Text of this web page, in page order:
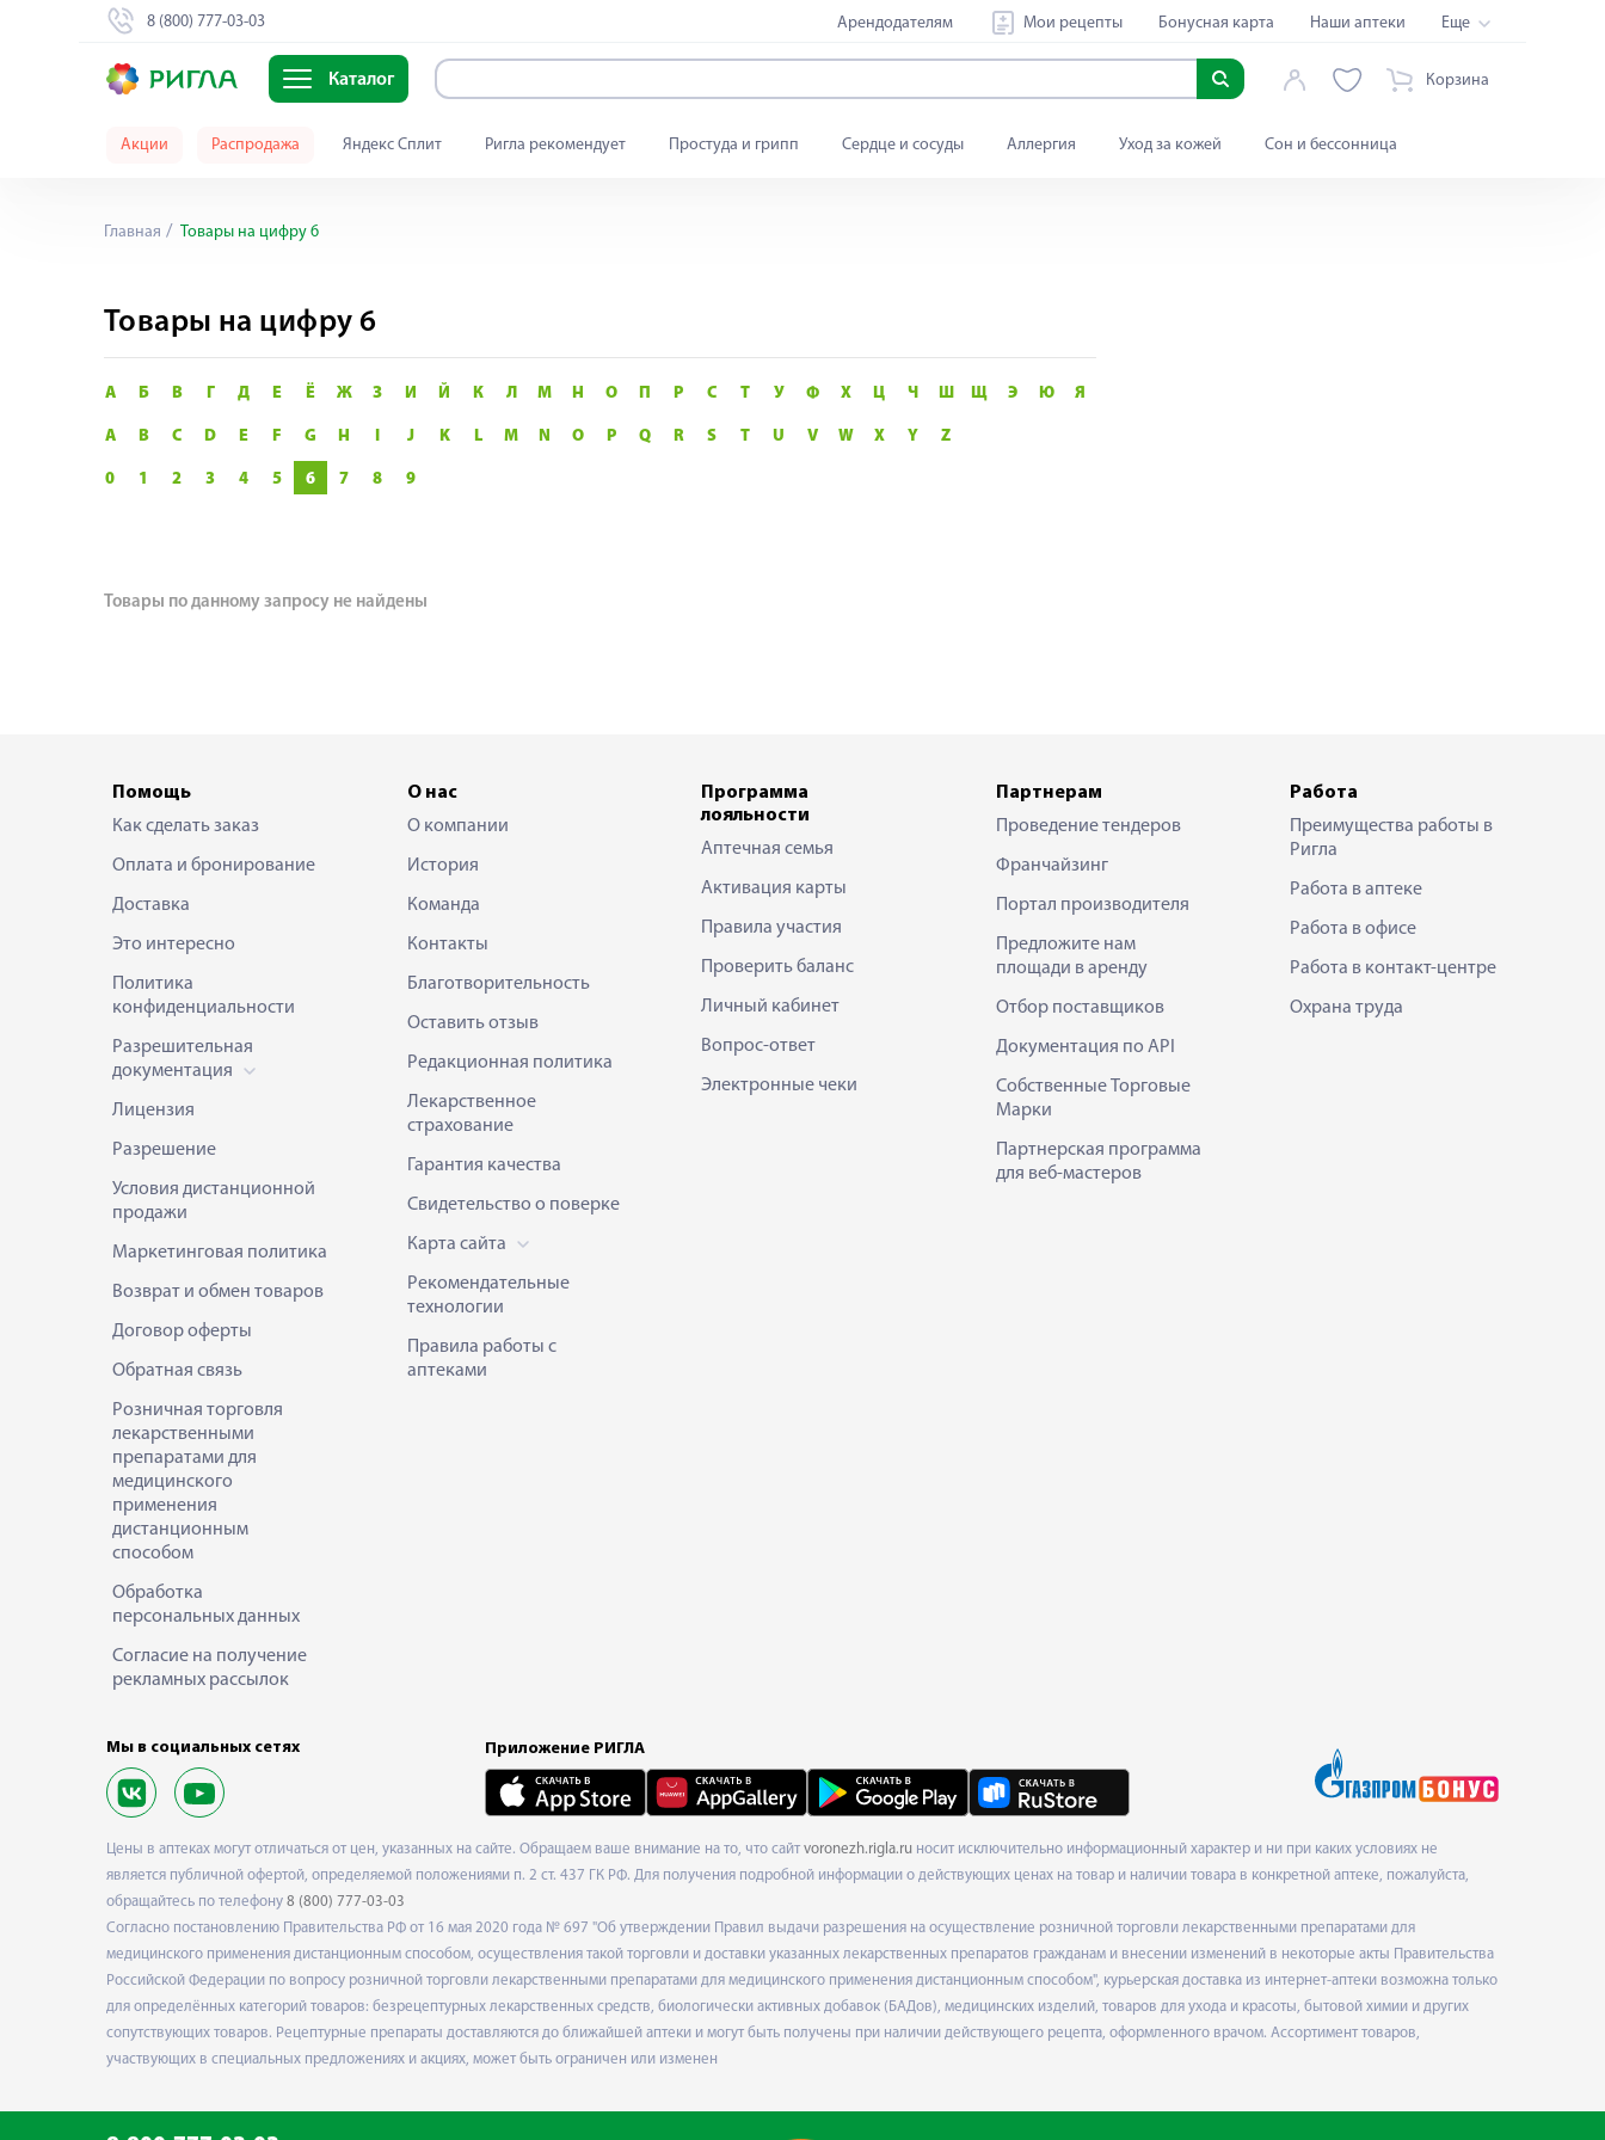
8 (800) 777-03-03 Арендодателям Мои рецепты Бонусная карта Наши аптеки Еще
Каталог Корзина
Акции Распродажа Яндекс Сплит Ригла рекомендует Простуда и грипп Сердце и сосуды Аллергия Уход за кожей Сон и бессонница
Главная Товары на цифру 6
Товары на цифру 6
А Б В Г Д Е Ё Ж З И Й К Л М Н О П Р С Т У Ф Х Ц Ч Ш Щ Э Ю Я
A B C D E F G H I J K L M N O P Q R S T U V W X Y Z
0 1 2 3 4 5 6 7 8 9
Товары по данному запросу не найдены
Помощь
Как сделать заказ
Оплата и бронирование
Доставка
Это интересно
Политика
конфиденциальности
Разрешительная
документация
Лицензия
Разрешение
Условия дистанционной
продажи
Маркетинговая политика
Возврат и обмен товаров
Договор оферты
Обратная связь
Розничная торговля
лекарственными
препаратами для
медицинского
применения
дистанционным
способом
Обработка
персональных данных
Согласие на получение
рекламных рассылок
О нас
О компании
История
Команда
Контакты
Благотворительность
Оставить отзыв
Редакционная политика
Лекарственное
страхование
Гарантия качества
Свидетельство о поверке
Карта сайта
Рекомендательные
технологии
Правила работы с
аптеками
Программа
лояльности
Аптечная семья
Активация карты
Правила участия
Проверить баланс
Личный кабинет
Вопрос-ответ
Электронные чеки
Партнерам
Проведение тендеров
Франчайзинг
Портал производителя
Предложите нам
площади в аренду
Отбор поставщиков
Документация по API
Собственные Торговые
Марки
Партнерская программа
для веб-мастеров
Работа
Преимущества работы в
Ригла
Работа в аптеке
Работа в офисе
Работа в контакт-центре
Охрана труда
Мы в социальных сетях Приложение РИГЛА
Цены в аптеках могут отличаться от цен, указанных на сайте. Обращаем ваше внимание на то, что сайт voronezh.rigla.ru носит исключительно информационный характер и ни при каких условиях не
является публичной офертой, определяемой положениями п. 2 ст. 437 ГК РФ. Для получения подробной информации о действующих ценах на товар и наличии товара в конкретной аптеке, пожалуйста,
обращайтесь по телефону 8 (800) 777-03-03
Согласно постановлению Правительства РФ от 16 мая 2020 года № 697 "Об утверждении Правил выдачи разрешения на осуществление розничной торговли лекарственными препаратами для
медицинского применения дистанционным способом, осуществления такой торговли и доставки указанных лекарственных препаратов гражданам и внесении изменений в некоторые акты Правительства
Российской Федерации по вопросу розничной торговли лекарственными препаратами для медицинского применения дистанционным способом", курьерская доставка из интернет-аптеки возможна только
для определённых категорий товаров: безрецептурных лекарственных средств, биологически активных добавок (БАДов), медицинских изделий, товаров для ухода и красоты, бытовой химии и других
сопутствующих товаров. Рецептурные препараты доставляются до ближайшей аптеки и могут быть получены при наличии действующего рецепта, оформленного врачом. Ассортимент товаров,
участвующих в специальных предложениях и акциях, может быть ограничен или изменен